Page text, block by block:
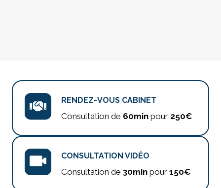
RENDEZ-VOUS CABINET
Consultation de 60min pour 250€
CONSULTATION VIDÉO
Consultation de 30min pour 150€